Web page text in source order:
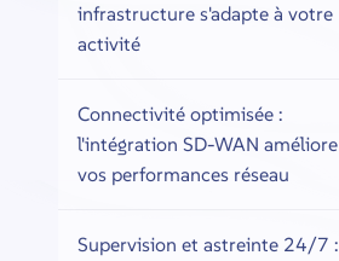
infrastructure s'adapte à votre
activité
Connectivité optimisée :
l'intégration SD-WAN améliore
vos performances réseau
Supervision et astreinte 24/7 :